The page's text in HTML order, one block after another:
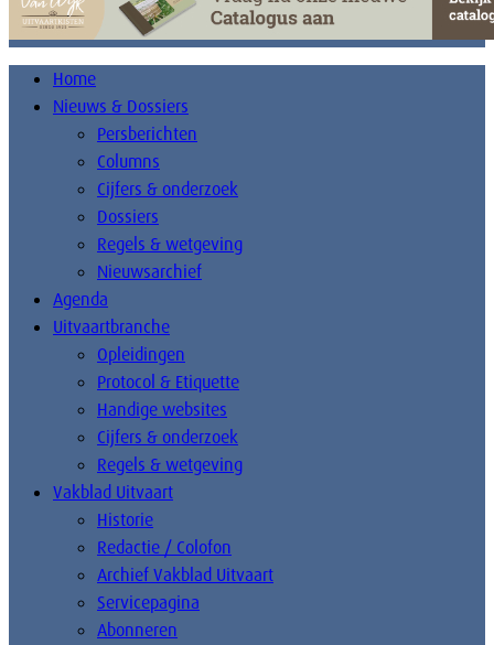
Home
Nieuws & Dossiers
Persberichten
Columns
Cijfers & onderzoek
Dossiers
Regels & wetgeving
Nieuwsarchief
Agenda
Uitvaartbranche
Opleidingen
Protocol & Etiquette
Handige websites
Cijfers & onderzoek
Regels & wetgeving
Vakblad Uitvaart
Historie
Redactie / Colofon
Archief Vakblad Uitvaart
Servicepagina
Abonneren